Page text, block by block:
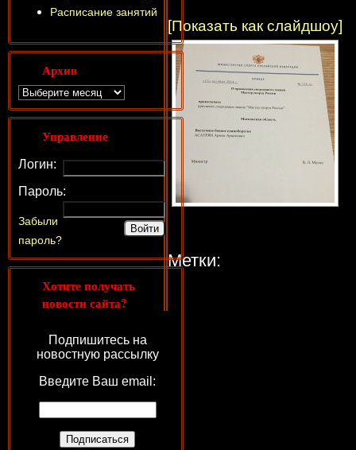
[Показать как слайдшоу]
Метки:
Расписание занятий
Архив
Управление
Логин:
Пароль:
Забыли
пароль?
Хотите получать
новости сайта?
Подпишитесь на
новостную рассылку
Введите Ваш email: